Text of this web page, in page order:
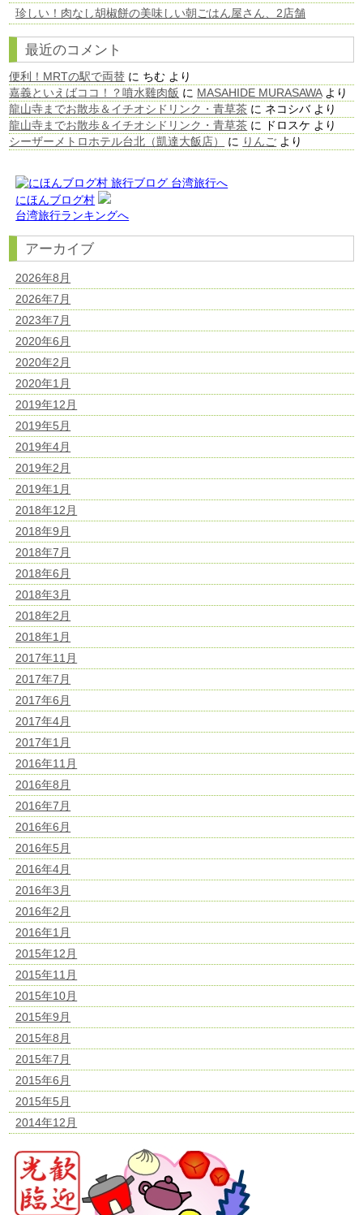
珍しい！肉なし胡椒餅の美味しい朝ごはん屋さん、2店舗
最近のコメント
便利！MRTの駅で両替 に ちむ より
嘉義といえばココ！？噴水雞肉飯 に MASAHIDE MURASAWAより
龍山寺までお散歩＆イチオシドリンク・青草茶 に ネコシバより
龍山寺までお散歩＆イチオシドリンク・青草茶 に ドロスケ より
シーザーメトロホテル台北（凱達大飯店）
に りんご より
にほんブログ村
台湾旅行ランキングへ
アーカイブ
2026年8月
2026年7月
2023年7月
2020年6月
2020年2月
2020年1月
2019年12月
2019年5月
2019年4月
2019年2月
2019年1月
2018年12月
2018年9月
2018年7月
2018年6月
2018年3月
2018年2月
2018年1月
2017年11月
2017年7月
2017年6月
2017年4月
2017年1月
2016年11月
2016年8月
2016年7月
2016年6月
2016年5月
2016年4月
2016年3月
2016年2月
2016年1月
2015年12月
2015年11月
2015年10月
2015年9月
2015年8月
2015年7月
2015年6月
2015年5月
2014年12月